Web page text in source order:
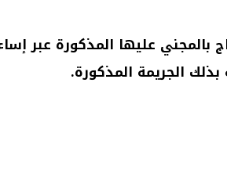
بالمجني عليها المذكورة عبر
الجريمة المذكورة.